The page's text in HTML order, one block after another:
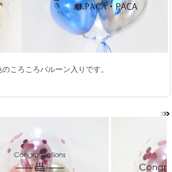
ころころバルーン入りです。